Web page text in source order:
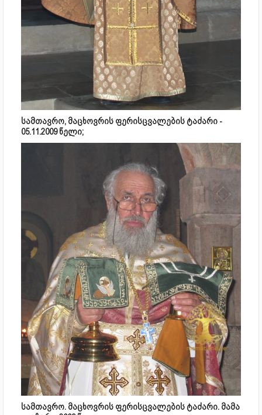
სამთავრო, მაცხოვრის ფერისცვალების ტაძარი -
05.11.2009 წელი;
სამთავრო. მაცხოვრის ფერისცვალების ტაძარი. მამა